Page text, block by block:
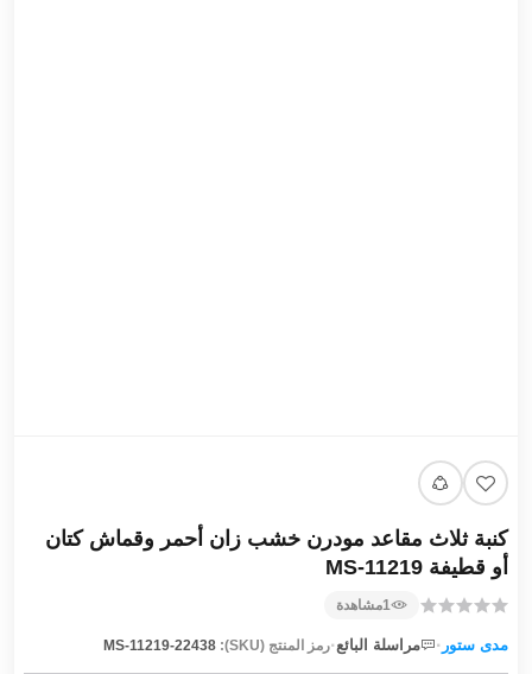
كنبة ثلاث مقاعد مودرن خشب زان أحمر وقماش كتان
أو قطيفة MS-11219
1مشاهدة
مدى ستور · مراسلة البائع·رمز المنتج (SKU): MS-11219-22438